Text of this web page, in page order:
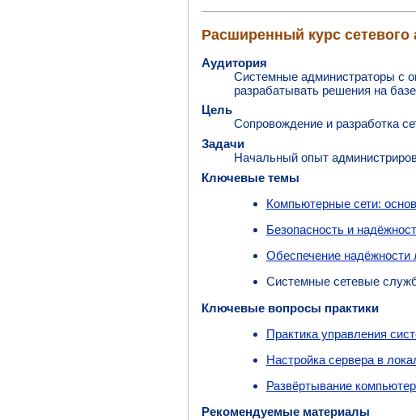
Расширенный курс
Аудитория
Системные администраторы с
разрабатывать решения на
Цель
Сопровождение и разработка
Задачи
Начальный опыт
Ключевые темы
Компьютерные сети:
Безопасность и
Обеспечение надёжности
Системные сетевые
Ключевые вопросы практики
Практика управления
Настройка сервера в
Развёртывание
Рекомендуемые материалы